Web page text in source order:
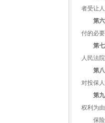
者受让
第
付的必
第
人民法
第
对投保
第
权利为
保险合